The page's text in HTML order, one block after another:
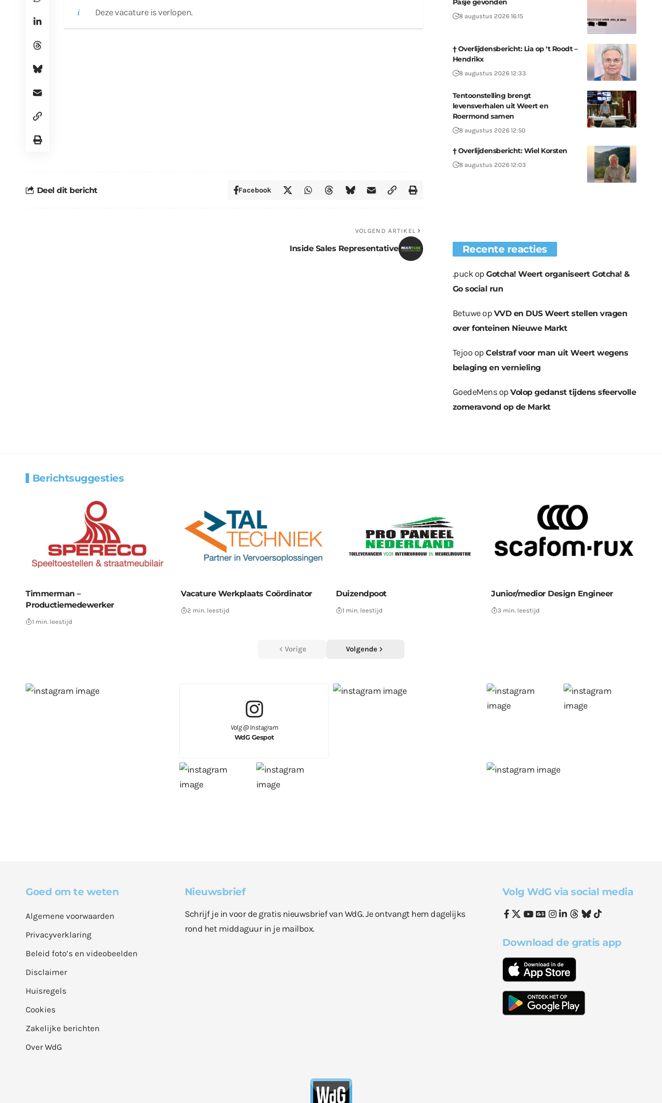
Deze vacature is verlopen.
Deel dit bericht Facebook
VOLGEND ARTIKEL
Inside Sales Representative
Pasje gevonden
8 augustus 2026 16:15
† Overlijdensbericht: Lia op ‘t Roodt –
Hendrikx
8 augustus 2026 12:33
Tentoonstelling brengt
levensverhalen uit Weert en
Roermond samen
8 augustus 2026 12:50
† Overlijdensbericht: Wiel Korsten
8 augustus 2026 12:03
Recente reacties
.puckopGotcha! Weert organiseert Gotcha! &
Go social run
Betuweop VVD en DUS Weert stellen vragen
over fonteinen Nieuwe Markt
Tejoo opCelstraf voor man uit Weert wegens
belaging en vernieling
GoedeMensopVolop gedanst tijdens sfeervolle
zomeravond op de Markt
Berichtsuggesties
Timmerman –
Productiemedewerker
1 min. leestijd
Vacature Werkplaats Coördinator
2 min. leestijd
Duizendpoot
1 min. leestijd
Junior/medior Design Engineer
3 min. leestijd
Vorige Volgende
Volg @ Instagram
WdG Gespot
Goed om te weten
Algemene voorwaarden
Privacyverklaring
Beleid foto’s en videobeelden
Disclaimer
Huisregels
Cookies
Zakelijke berichten
Over WdG
Nieuwsbrief
Schrijf je in voor de gratis nieuwsbrief van WdG. Je ontvangt hem dagelijks
rond het middaguur in je mailbox.
Volg WdG via social media
Download de gratis app